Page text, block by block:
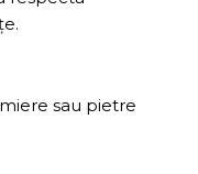
sau pietre